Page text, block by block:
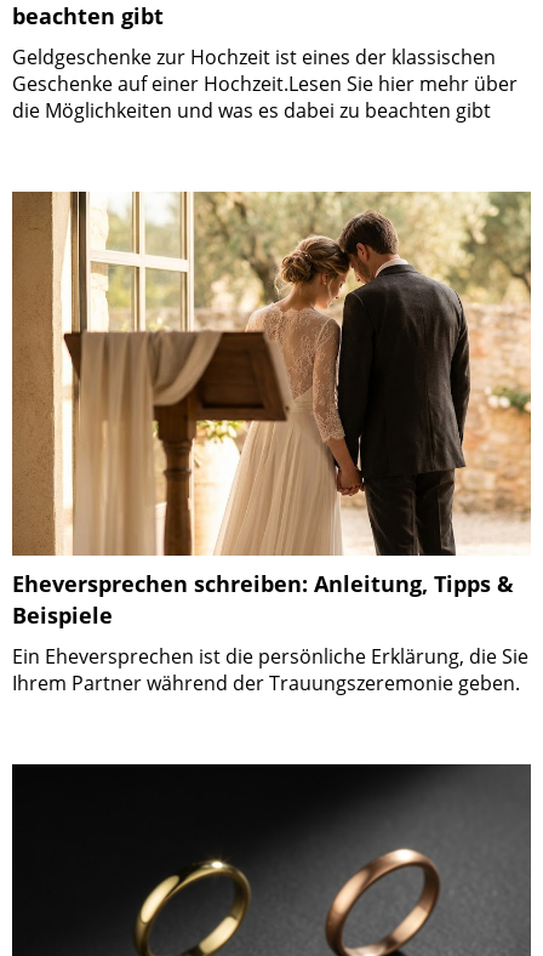
beachten gibt
Geldgeschenke zur Hochzeit ist eines der klassischen
Geschenke auf einer Hochzeit.Lesen Sie hier mehr über
die Möglichkeiten und was es dabei zu beachten gibt
Eheversprechen schreiben: Anleitung, Tipps &
Beispiele
Ein Eheversprechen ist die persönliche Erklärung, die Sie
Ihrem Partner während der Trauungszeremonie geben.